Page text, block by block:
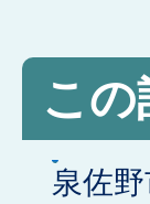
こ
泉佐